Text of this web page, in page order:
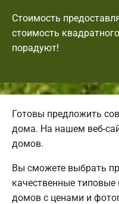
Стоимость
стоимость
порадуют!
Готовы предложить
дома. На нашем веб-
домов.
Вы сможете выбрать
качественные
домов с ценами и